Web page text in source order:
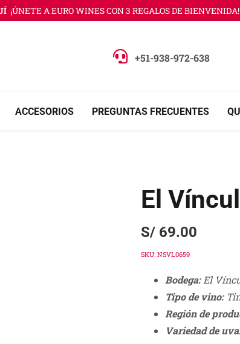
¡ÚNETE A EURO WINES CON 3 REGALOS DE BIENVENIDA!
+51-938-972-638
ACCESORIOS PREGUNTAS FRECUENTES
El
S/69.00
SKU: NSVL0659
Bodega: El
Tipo de vino:
Región de
Variedad de